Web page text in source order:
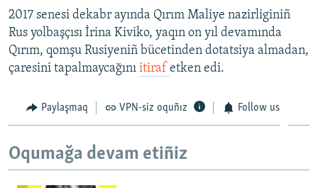
2017 senesi dekabr ayında Qırım Maliye nazirliginiñ
Rus yolbaşçısı İrina Kiviko, yaqın on yıl devamında
Qırım, qomşu Rusiyeniñ bücetinden dotatsiya almadan,
çaresini tapalmaycağını itiraf etken edi.
Paylaşmaq VPN-siz oquñız Follow us
Oqumağa devam etiñiz